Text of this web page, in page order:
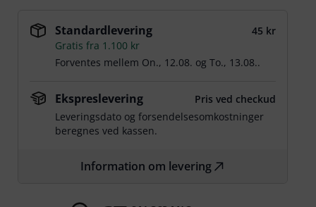
Standardlevering
45 kr
Gratis fra 1.100 kr
Forventes mellem On., 12.08. ogTo., 13.08..
Ekspreslevering
Pris ved checkud
Leveringsdato og forsendelsesomkostninger
beregnes ved kassen.
Information om levering